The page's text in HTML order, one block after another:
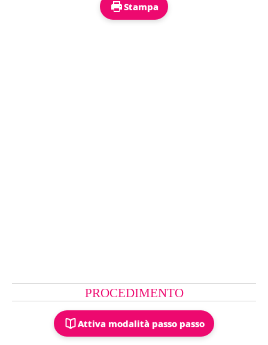
Stampa
PROCEDIMENTO
Attiva modalità passo passo